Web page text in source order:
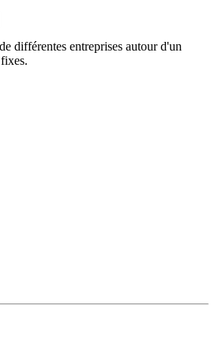
différentes entreprises autour d'un